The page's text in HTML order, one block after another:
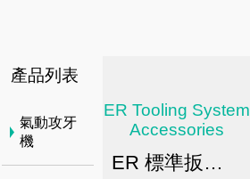
ER Tooling System
Accessories
ER 標準扳手 (ER B)
產品列表
氣動攻牙
機